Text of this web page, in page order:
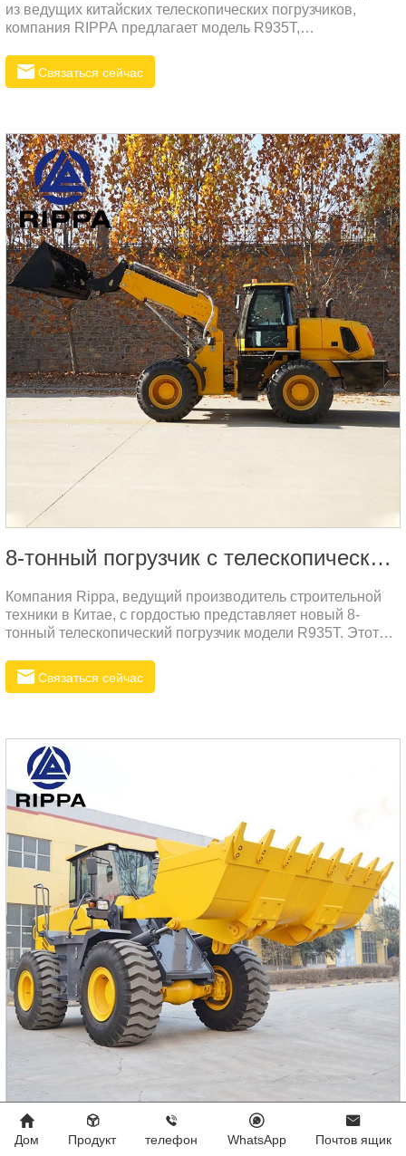
из ведущих китайских телескопических погрузчиков,
компания RIPPA предлагает модель R935T,
универсальную производительность. Машина специально
разработана для удовлетворения потребностей
характеристики телескопического погрузчика RIPPA
R935T1. Сильная работоспособностьЭксплуатационная
масса: 7800 кгОбъём ковша: 1,2 куб.м.Ширина ковша:
регулируется от 1700 мм до 2200 мм.2.
Связаться сейчас
8-тонный погрузчик с телескопической стрелой
Компания Rippa, ведущий производитель строительной
техники в Китае, с гордостью представляет новый 8-
тонный телескопический погрузчик модели R935T. Этот
выполнения широкого спектра задач, от строительных до
сельскохозяйственных. Сочетая высокую
станет надёжным помощником для вашего бизнеса.
Связаться сейчас
Дом Продукт телефон WhatsApp Почтов ящик